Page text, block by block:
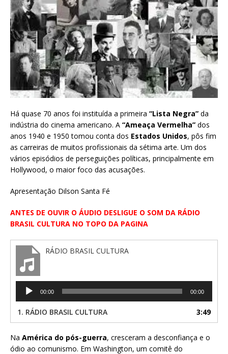
Há quase 70 anos foi instituída a primeira “Lista Negra” da
indústria do cinema americano. A “Ameaça Vermelha” dos
anos 1940 e 1950 tomou conta dos Estados Unidos, pôs fim
as carreiras de muitos profissionais da sétima arte. Um dos
vários episódios de perseguições políticas, principalmente em
Hollywood, o maior foco das acusações.
Apresentação Dilson Santa Fé
ANTES DE OUVIR O ÁUDIO DESLIGUE O SOM DA RÁDIO
BRASIL CULTURA NO TOPO DA PAGINA
RÁDIO BRASIL CULTURA
Tocador
áudio
00:00 00:00
1. RÁDIO BRASIL CULTURA 3:49
Na América do pós-guerra, cresceram a desconfiança e o
ódio ao comunismo. Em Washington, um comitê do